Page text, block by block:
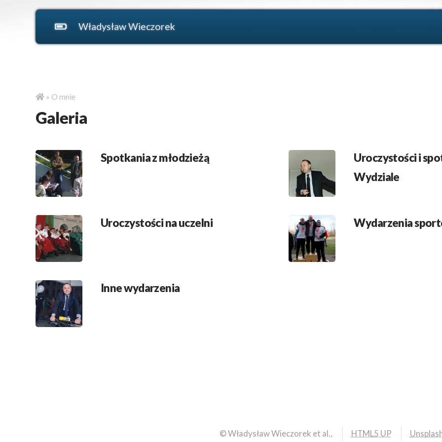
Władysław Wieczorek
» O mnie
Galeria
Spotkania z młodzieżą
Uroczystości i
Wydziale
Uroczystości na uczelni Wydarzenia
Inne wydarzenia
© Władysław Wieczorek et al., HTML5 UP